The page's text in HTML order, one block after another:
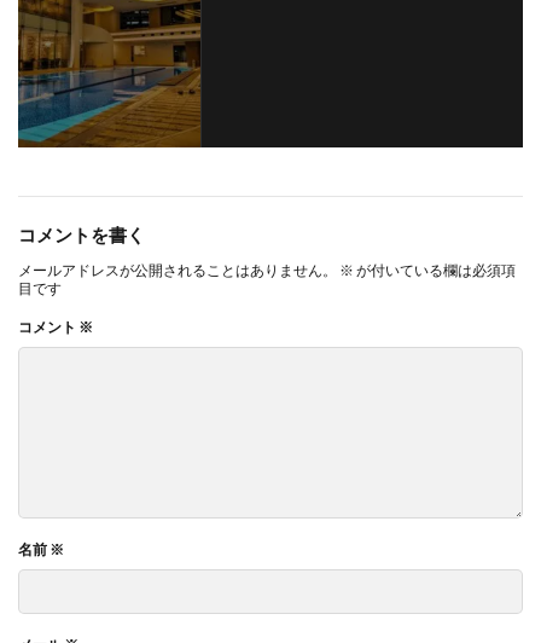
コメントを書く
メールアドレスが公開されることはありません。 ※ が付いている欄は必須項
目です
コメント ※
名前 ※